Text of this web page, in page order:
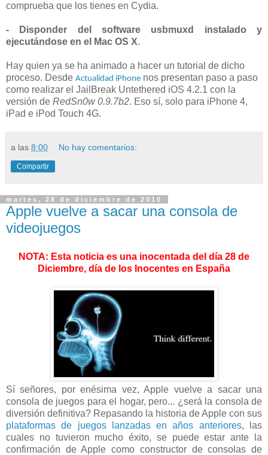
comprueba que los tienes en Cydia.
- Disponder del software usbmuxd instalado y
ejecutándose en el Mac OS X.
Hay quien ya se ha animado a hacer un tutorial de dicho
proceso. Desde Actualidad iPhone nos presentan paso a paso
como realizar el JailBreak Untethered iOS 4.2.1 con la
versión de RedSn0w 0.9.7b2. Eso sí, solo para iPhone 4,
iPad e iPod Touch 4G.
a las 8:00 No hay comentarios:
Compartir
martes, 28 de diciembre de 2010
Apple vuelve a sacar una consola de
videojuegos
NOTA: Esta noticia es una inocentada del día 28 de
Diciembre, día de los Inocentes en España
Sí señores, por enésima vez, Apple vuelve a sacar una
consola de juegos para el hogar, pero... ¿será la consola de
diversión definitiva? Repasando la historia de Apple con sus
plataformas de juegos lanzadas en años anteriores, las
cuales no tuvieron mucho éxito, se puede estar ante la
confirmación de Apple como constructor de consolas de